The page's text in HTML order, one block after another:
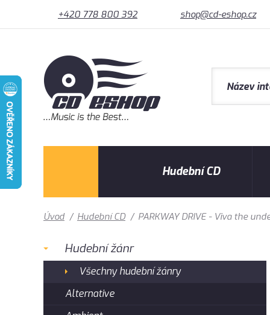
+420 778 800 392 shop@cd-eshop.cz
Hudební CD
Úvod / Hudební CD / PARKWAY DRIVE - Viva the
Hudební žánr
Všechny hudební žánry
Alternative